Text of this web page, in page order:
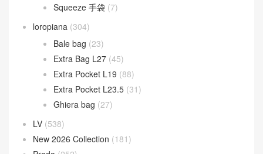
Squeeze 手袋 (7)
loropiana (304)
Bale bag (23)
Extra Bag L27 (45)
Extra Pocket L19 (88)
Extra Pocket L23.5 (31)
Ghiera bag (27)
LV (538)
New 2026 Collection (181)